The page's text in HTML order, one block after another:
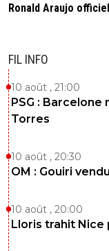
Ronald Araujo
FIL INFO
10 août , 21:00
PSG :
Torres
10 août , 20:30
OM : Gouiri
10 août , 20:00
Lloris trahit Nice